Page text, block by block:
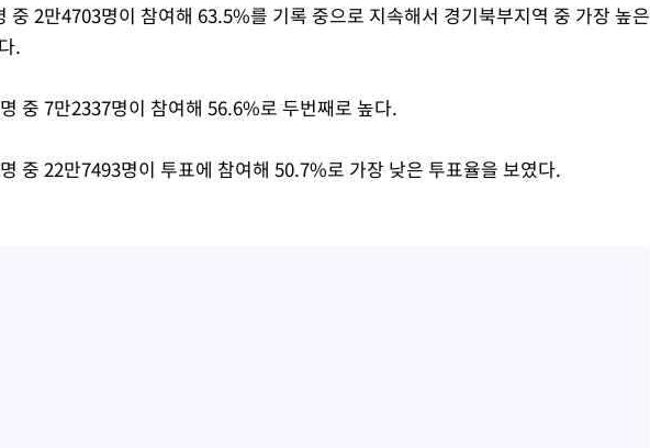
중 2만4703명이 참여해 63.5%를 기록 중으로 지속해서 경기북부지역 중 가장 높은
.
중 7만2337명이 참여해 56.6%로 두번째로 높다.
중 22만7493명이 투표에 참여해 50.7%로 가장 낮은 투표율을 보였다.